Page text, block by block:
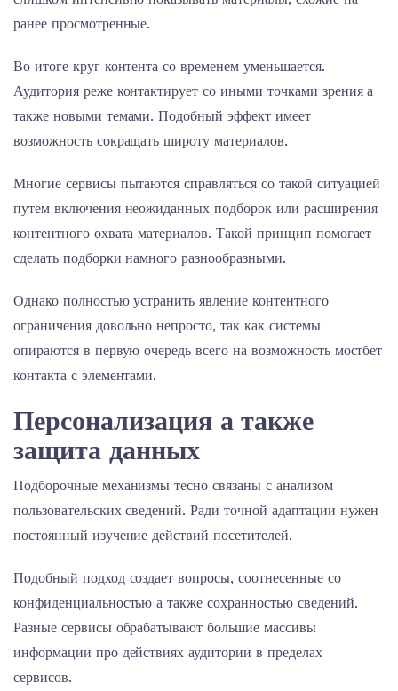
ранее просмотренные.
Во итоге круг контента со временем уменьшается.
Аудитория реже контактирует со иными точками зрения а
также новыми темами. Подобный эффект имеет
возможность сокращать широту материалов.
Многие сервисы пытаются справляться со такой ситуацией
путем включения неожиданных подборок или расширения
контентного охвата материалов. Такой принцип помогает
сделать подборки намного разнообразными.
Однако полностью устранить явление контентного
ограничения довольно непросто, так как системы
опираются в первую очередь всего на возможность мостбет
контакта с элементами.
Персонализация а также
защита данных
Подборочные механизмы тесно связаны с анализом
пользовательских сведений. Ради точной адаптации нужен
постоянный изучение действий посетителей.
Подобный подход создает вопросы, соотнесенные со
конфиденциальностью а также сохранностью сведений.
Разные сервисы обрабатывают большие массивы
информации про действиях аудитории в пределах
сервисов.